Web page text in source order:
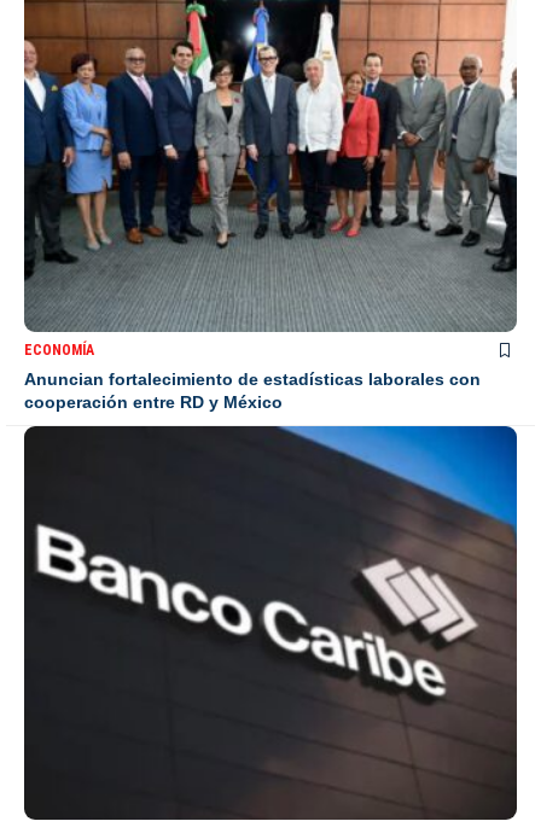
ECONOMÍA
Anuncian fortalecimiento de estadísticas laborales con
cooperación entre RD y México